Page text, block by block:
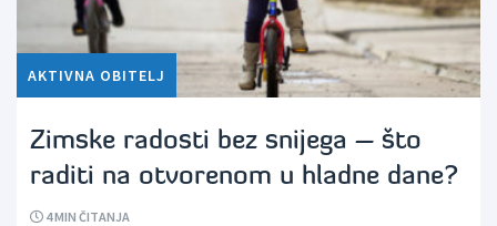
AKTIVNA OBITELJ
Zimske radosti bez snijega – što
raditi na otvorenom u hladne dane?
4MIN ČITANJA